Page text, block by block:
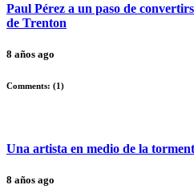
Paul Pérez a un paso de
de Trenton
8 años ago
Comments: (1)
Una artista en medio de la
8 años ago